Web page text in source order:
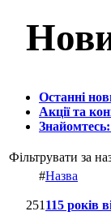
Останні
Акції та
Фільтрувати за
#Назва
251 115 років